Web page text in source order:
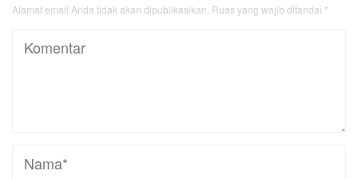
Alamat email Anda tidak akan dipublikasikan. Ruas yang wajib ditandai *